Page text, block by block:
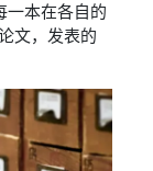
一本在各自的
文，发表的